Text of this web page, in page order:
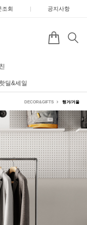
조회 | 공지사항
핫딜&세일
DECOR&GIFTS 행거/거울